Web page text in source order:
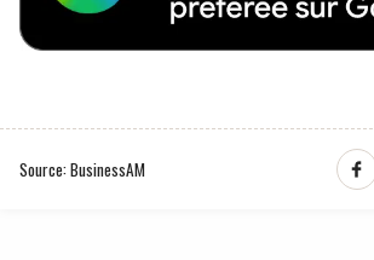
Source: BusinessAM